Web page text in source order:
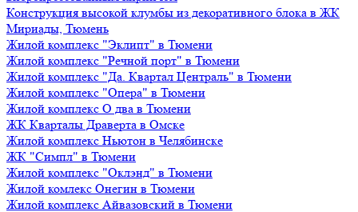
Конструкция высокой клумбы из декоративного блока в ЖК
Мириады, Тюмень
Жилой комплекс "Эклипт" в Тюмени
Жилой комплекс "Речной порт" в Тюмени
Жилой комплекс "Да. Квартал Централь" в Тюмени
Жилой комплекс "Опера" в Тюмени
Жилой комплекс О два в Тюмени
ЖК Кварталы Драверта в Омске
Жилой комплекс Ньютон в Челябинске
ЖК "Симпл" в Тюмени
Жилой комплекс "Оклэнд" в Тюмени
Жилой комлекс Онегин в Тюмени
Жилой комплекс Айвазовский в Тюмени